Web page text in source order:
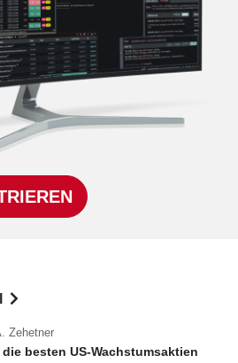
Zehetner
besten US-Wachstumsaktien